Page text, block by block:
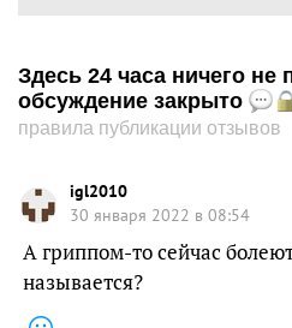
Здесь 24 часа ничего не
обсуждение закрыто
правила публикации отзывов
igl2010
30 января 2022 в 08:54
А гриппом-то сейчас
называется?